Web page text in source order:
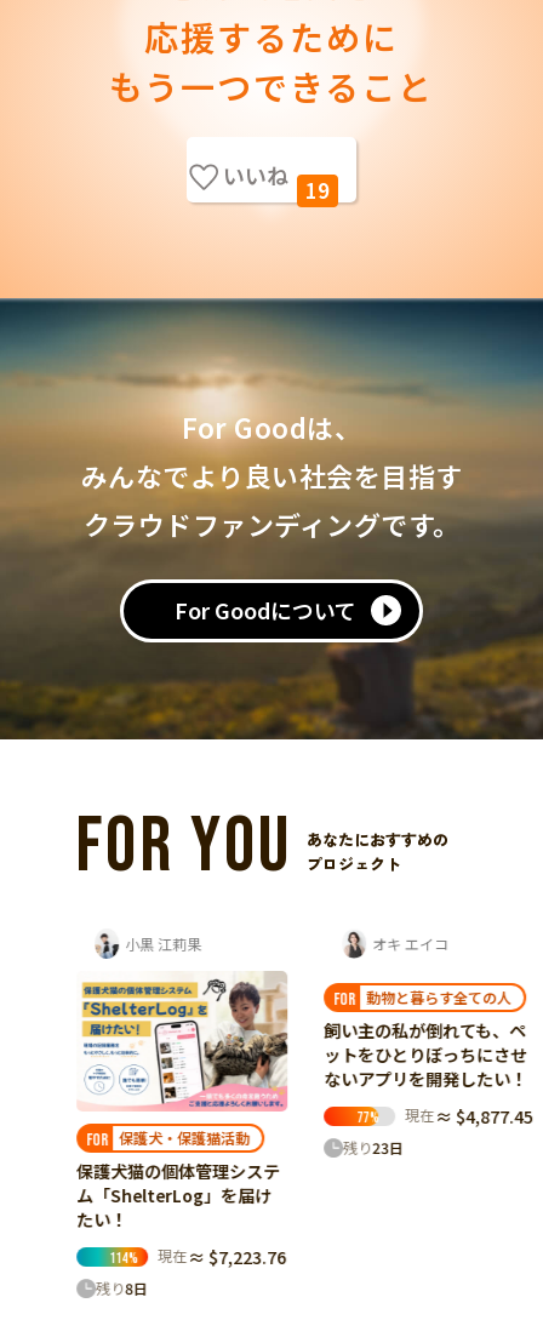
応援するために
もう一つできること
いいね 19
For Goodは、
みんなでより良い社会を目指す
クラウドファンディングです。
For Goodについて
FOR YOU
あなたにおすすめの
プロジェクト
オキ エイコ
FOR 動物と暮らす全ての人
飼い主の私が倒れても、ペ
ットをひとりぼっちにさせ
ないアプリを開発したい！
現在≈ $4,877.45
残り23日
FOR 野生動物保護
森に還る日を多くのオラン
ウータンに。ボルネオの
「卒業生」たちの野生復帰
を支えたい
現在 ≈ $1,497.84
残り 37日